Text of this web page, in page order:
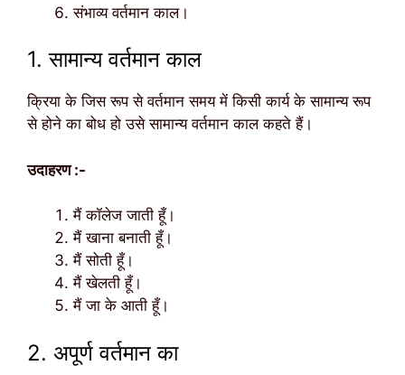
संभाव्य वर्तमान काल।
1. सामान्य वर्तमान काल
क्रिया के जिस रूप से वर्तमान समय में किसी कार्य के सामान्य रूप
से होने का बोध हो उसे सामान्य वर्तमान काल कहते हैं।
उदाहरण :-
मैं कॉलेज जाती हूँ।
मैं खाना बनाती हूँ।
मैं सोती हूँ।
मैं खेलती हूँ।
मैं जा के आती हूँ।
2. अपूर्ण वर्तमान का